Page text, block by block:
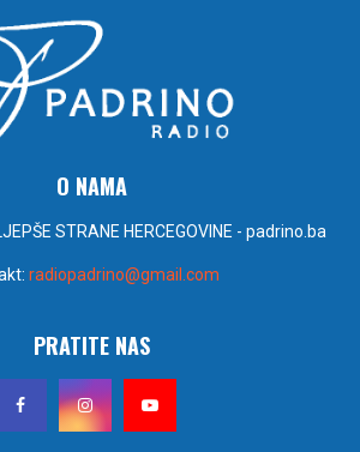
O NAMA
STRANE HERCEGOVINE - padrino.ba
radiopadrino@gmail.com
PRATITE NAS